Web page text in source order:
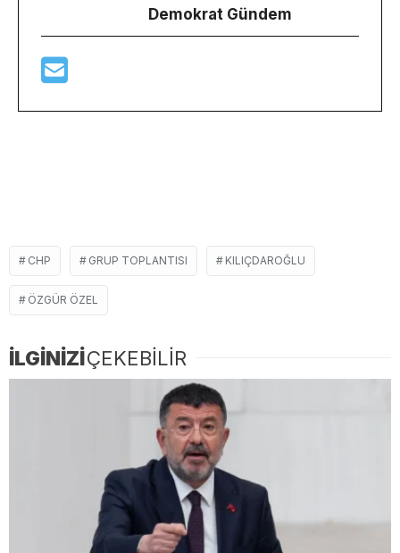
Demokrat Gündem
CHP GRUP TOPLANTISI KILIÇDAROĞLU
ÖZGÜR ÖZEL
İLGİNİZİÇEKEBİLİR